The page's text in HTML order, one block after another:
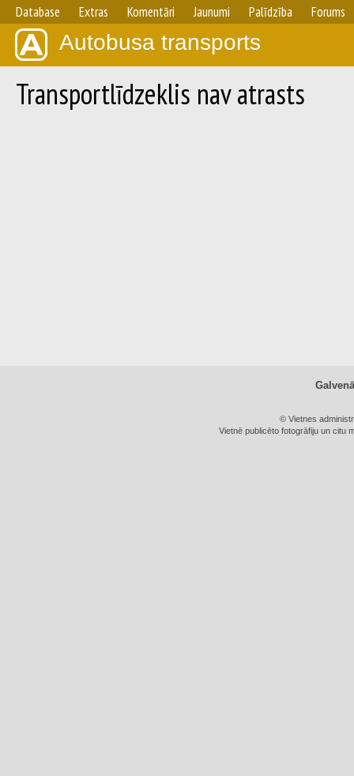
Database Extras Komentāri Jaunumi Palīdzība Forums
Autobusa transports
Transportlīdzeklis nav atrasts
© Vietnes
Vietnē publicēto fotogrāfiju un citu